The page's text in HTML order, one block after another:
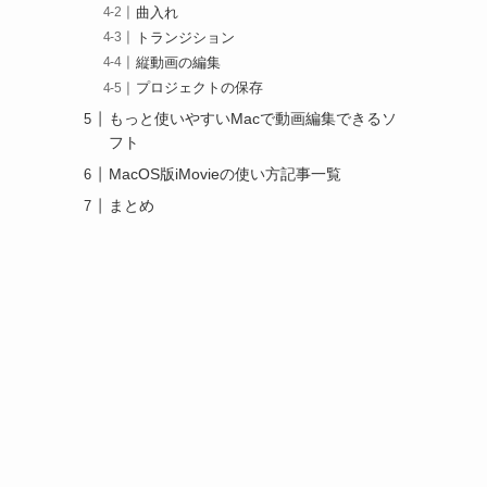
曲入れ
トランジション
縦動画の編集
プロジェクトの保存
もっと使いやすいMacで動画編集できるソ
フト
MacOS版iMovieの使い方記事一覧
まとめ